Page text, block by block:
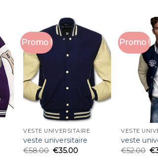
Promo !
VESTE UNIVERSITAIRE
veste universitaire
€58.00 €35.00
Promo !
VESTE
veste
€52.00 €